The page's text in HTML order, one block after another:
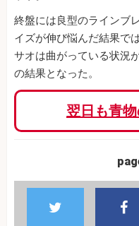
終盤には良型のラインブ
イズが伸び悩んだ結果で
サオは曲がっている状況
の結果となった。
翌日も青